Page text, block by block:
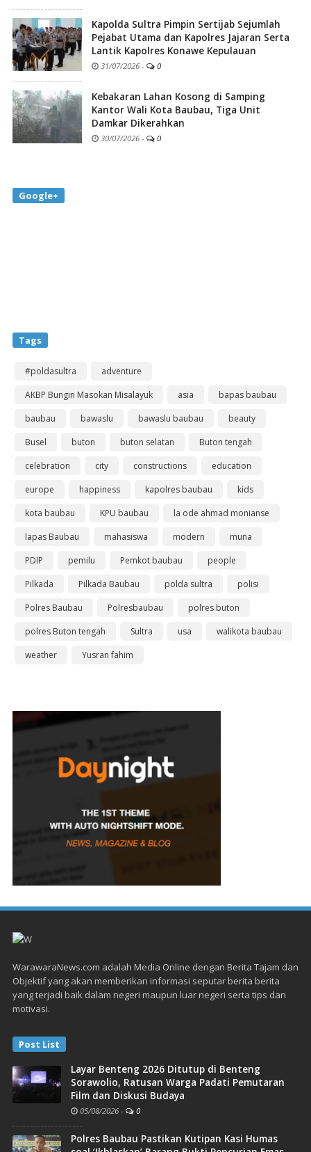
Kapolda Sultra Pimpin Sertijab Sejumlah
Pejabat Utama dan Kapolres Jajaran Serta
Lantik Kapolres Konawe Kepulauan
31/07/2026 - 0
Kebakaran Lahan Kosong di Samping
Kantor Wali Kota Baubau, Tiga Unit
Damkar Dikerahkan
30/07/2026 - 0
Google+
Tags
#poldasultra
adventure
AKBP Bungin Masokan Misalayuk
asia
bapas baubau
baubau
bawaslu bawaslu baubau
beauty
Busel
buton buton selatan
Buton tengah
celebration
city constructions
education
europe
happiness kapolres baubau
kids
kota baubau
KPU baubau
la ode ahmad monianse
lapas Baubau
mahasiswa modern
muna
PDIP
pemilu Pemkot baubau
people
Pilkada
Pilkada Baubau polda sultra
polisi
Polres Baubau
Polresbaubau
polres buton
polres Buton tengah
Sultra usa
walikota baubau
weather
Yusran fahim
WarawaraNews.com adalah Media Online dengan Berita Tajam dan
Objektif yang akan memberikan informasi seputar berita berita
yang terjadi baik dalam negeri maupun luar negeri serta tips dan
motivasi.
Post List
Layar Benteng 2026 Ditutup di Benteng
Sorawolio, Ratusan Warga Padati Pemutaran
Film dan Diskusi Budaya
05/08/2026 - 0
Polres Baubau Pastikan Kutipan Kasi Humas